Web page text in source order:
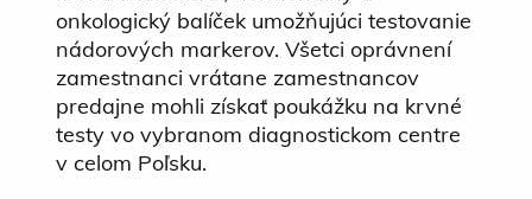
onkologický balíček umožňujúci testovanie
nádorových markerov. Všetci oprávnení
zamestnanci vrátane zamestnancov
predajne mohli získať poukážku na krvné
testy vo vybranom diagnostickom centre
v celom Poľsku.